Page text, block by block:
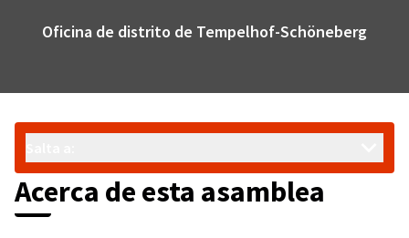
Oficina de distrito de Tempelhof-Schöneberg
Acerca de esta asamblea